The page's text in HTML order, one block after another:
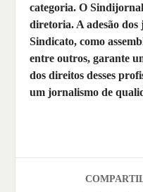
categoria. O
diretoria. A adesão dos
Sindicato, como
entre outros, garante
dos direitos desses
um jornalismo de